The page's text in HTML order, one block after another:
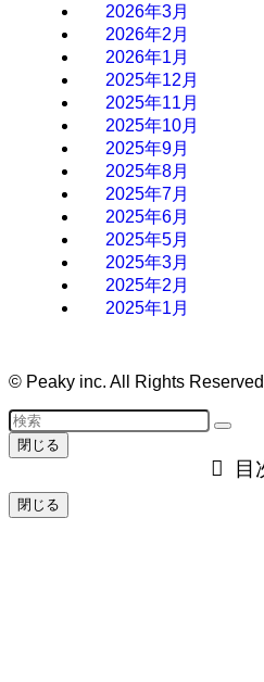
2026年3月
2026年2月
2026年1月
2025年12月
2025年11月
2025年10月
2025年9月
2025年8月
2025年7月
2025年6月
2025年5月
2025年3月
2025年2月
2025年1月
© Peaky inc. All Rights
閉じる
目
閉じる